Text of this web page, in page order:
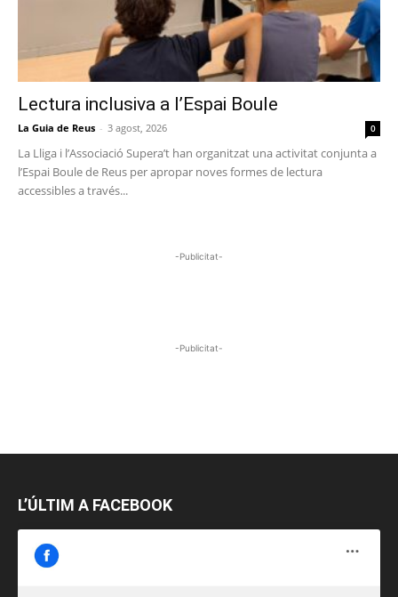
Lectura inclusiva a l’Espai Boule
La Guia de Reus - 3 agost, 2026 0
La Lliga i l’Associació Supera’t han organitzat una activitat conjunta a
l’Espai Boule de Reus per apropar noves formes de lectura
accessibles a través...
-Publicitat-
-Publicitat-
L’ÚLTIM A FACEBOOK